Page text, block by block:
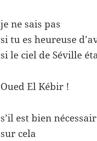
je ne sais pas
si tu es heureuse
si le ciel de Séville
Oued El Kébir !
s’il est bien
sur cela